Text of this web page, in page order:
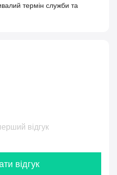
термін служби та
відгук
відгук